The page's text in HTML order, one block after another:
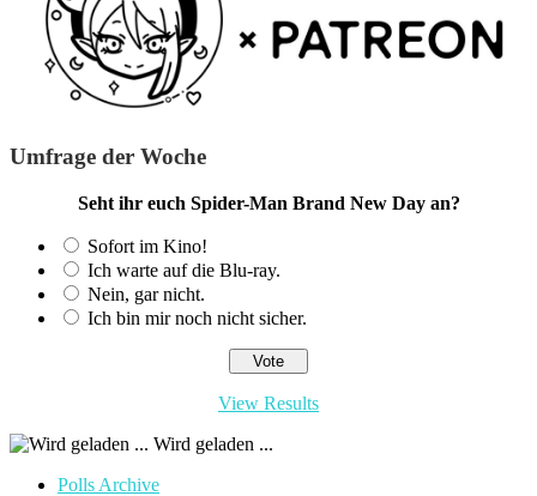
Umfrage der Woche
Seht ihr euch Spider-Man Brand New Day an?
Sofort im Kino!
Ich warte auf die Blu-ray.
Nein, gar nicht.
Ich bin mir noch nicht sicher.
View Results
Wird geladen ...
Polls Archive